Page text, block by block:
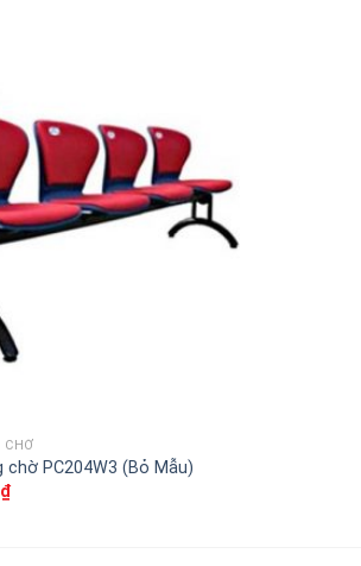
Thêm
sản
phẩm
yêu
thích
CHỜ
chờ PC204W3 (Bỏ Mẫu)
₫